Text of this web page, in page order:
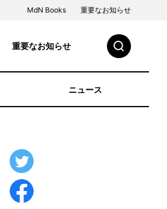
MdN Books 重要なお知らせ
重要なお知らせ
ニュース